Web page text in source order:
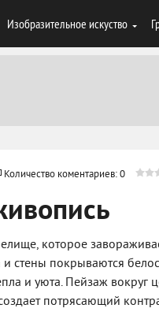
Изобразительное искуство
Количество коментариев: 0
которое
стены покрываются
и уюта. Пейзаж вокруг
потрясающий